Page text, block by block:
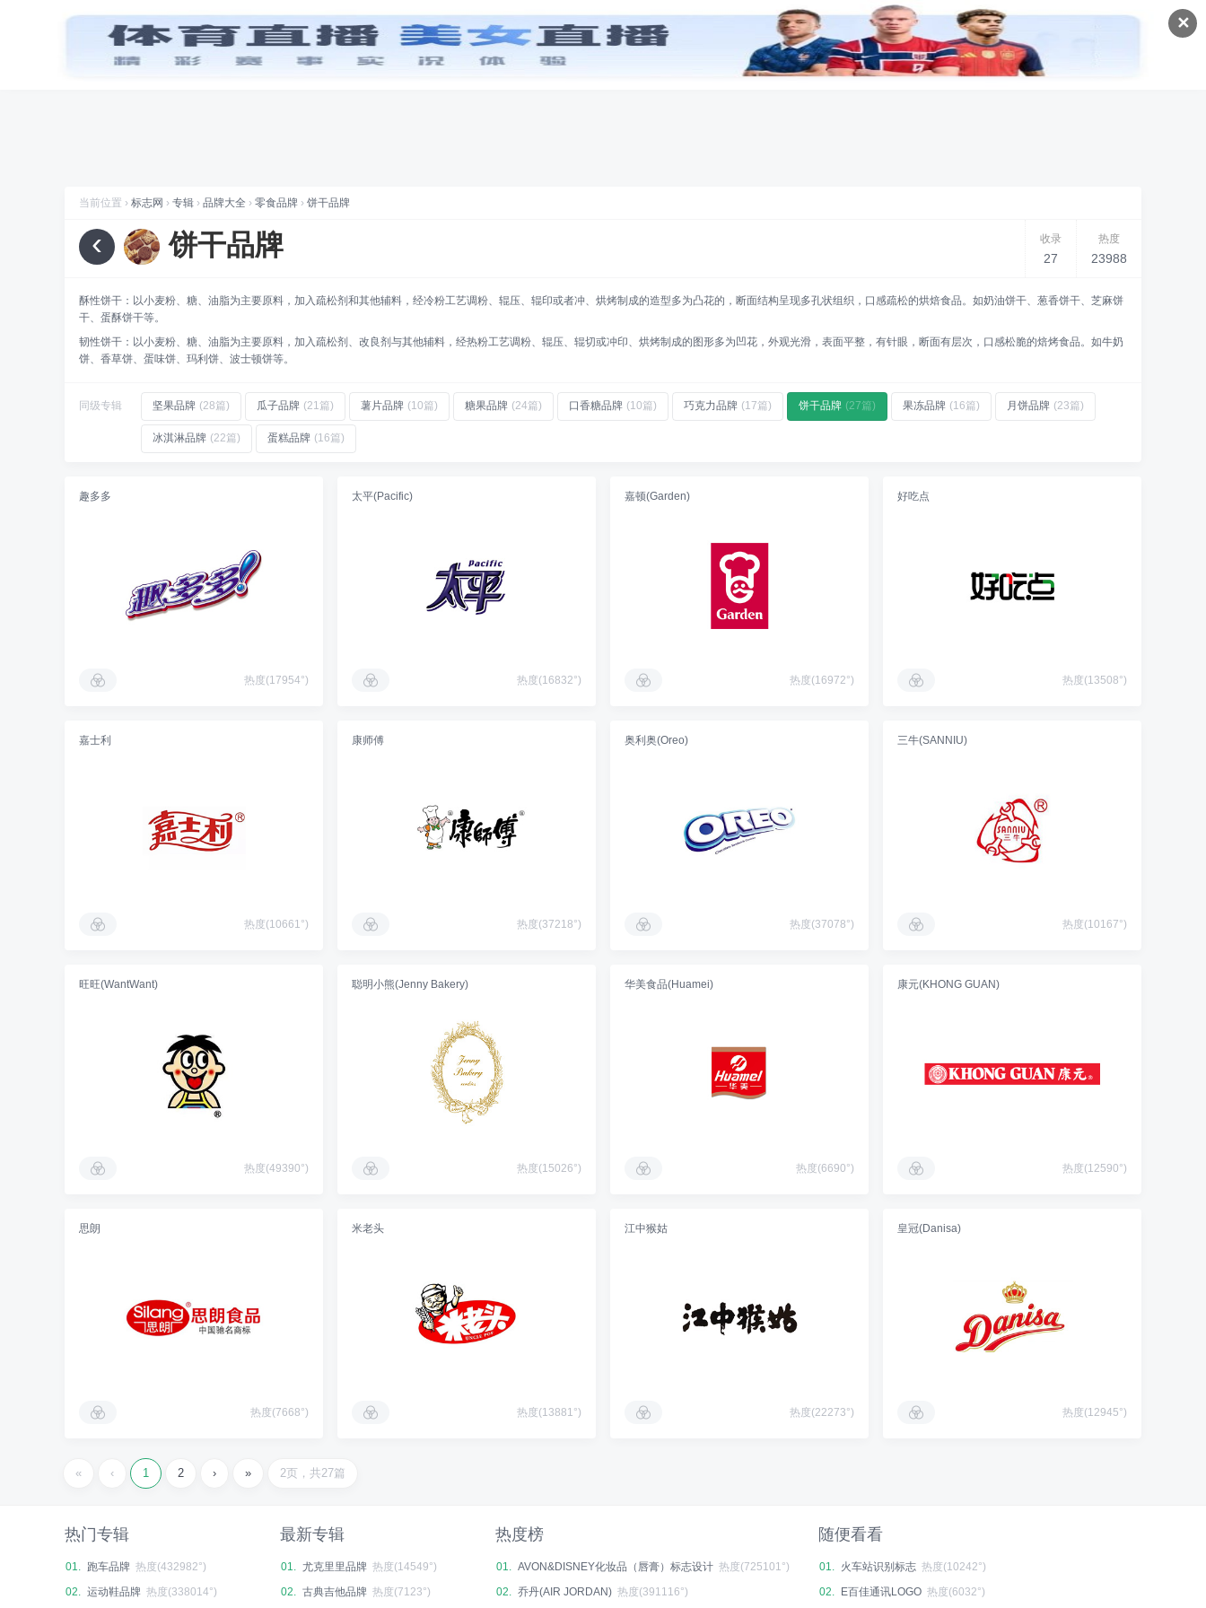
✕
首页 品牌 创意 字体 工具
推荐专辑 马桶盖品牌 (24) 直饮机品牌 休闲鞋品牌
标志网，世界知名品牌标志大全
品牌 找品牌、找标志就到标志网
当前位置 › 标志网 › 专辑 › 品牌大全 › 零食品牌 › 饼干品牌
‹ 饼干品牌 收录
27
热度
23988
酥性饼干：以小麦粉、糖、油脂为主要原料，加入疏松剂和其他辅料，经冷粉工艺调粉、辊压、辊印或者冲、烘烤制成的造型多为凸花的，断面结构呈现多孔状组织，口感疏松的烘焙食品。如奶油饼干、葱香饼干、芝麻饼
干、蛋酥饼干等。
韧性饼干：以小麦粉、糖、油脂为主要原料，加入疏松剂、改良剂与其他辅料，经热粉工艺调粉、辊压、辊切或冲印、烘烤制成的图形多为凹花，外观光滑，表面平整，有针眼，断面有层次，口感松脆的焙烤食品。如牛奶
饼、香草饼、蛋味饼、玛利饼、波士顿饼等。
同级专辑 坚果品牌 (28篇) 瓜子品牌 (21篇) 薯片品牌 (10篇) 糖果品牌 (24篇) 口香糖品牌 (10篇) 巧克力品牌 (17篇) 饼干品牌 (27篇) 果冻品牌 (16篇) 月饼品牌 (23篇)
冰淇淋品牌 (22篇) 蛋糕品牌 (16篇)
趣多多
热度(17954°)
太平(Pacific)
热度(16832°)
嘉顿(Garden)
热度(16972°)
好吃点
热度(13508°)
嘉士利
热度(10661°)
康师傅
热度(37218°)
奥利奥(Oreo)
热度(37078°)
三牛(SANNIU)
热度(10167°)
旺旺(WantWant)
热度(49390°)
聪明小熊(Jenny Bakery)
热度(15026°)
华美食品(Huamei)
热度(6690°)
康元(KHONG GUAN)
热度(12590°)
思朗
热度(7668°)
米老头
热度(13881°)
江中猴姑
热度(22273°)
皇冠(Danisa)
热度(12945°)
« ‹ 1 2 › » 2页，共27篇
热门专辑
01. 跑车品牌 热度(432982°)
02. 运动鞋品牌 热度(338014°)
最新专辑
01. 尤克里里品牌 热度(14549°)
02. 古典吉他品牌 热度(7123°)
热度榜
01. AVON&DISNEY化妆品（唇膏）标志设计 热度(725101°)
02. 乔丹(AIR JORDAN) 热度(391116°)
随便看看
01. 火车站识别标志 热度(10242°)
02.
E百佳通讯LOGO 热度(6032°)